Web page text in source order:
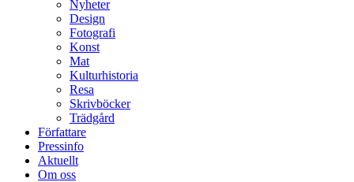
Nyheter
Design
Fotografi
Konst
Mat
Kulturhistoria
Resa
Skrivböcker
Trädgård
Författare
Pressinfo
Aktuellt
Om oss